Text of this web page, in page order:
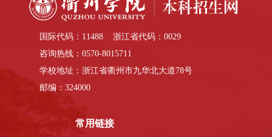
国际代码：11488 浙江省代码：0029
咨询热线：0570-8015711
学校地址：浙江省衢州市九华北大道78号
邮编：324000
常用链接